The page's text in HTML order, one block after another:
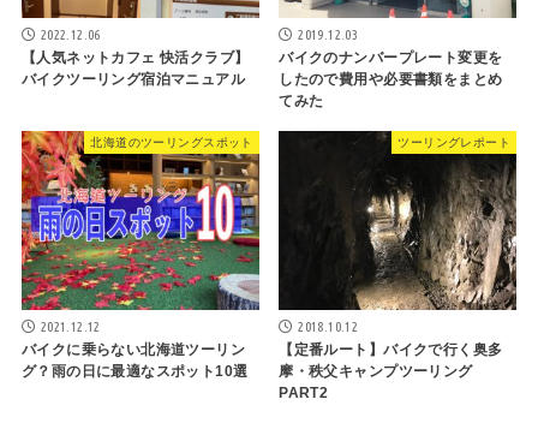
2022.12.06
【人気ネットカフェ 快活クラブ】
バイクツーリング宿泊マニュアル
2019.12.03
バイクのナンバープレート変更を
したので費用や必要書類をまとめ
てみた
北海道のツーリングスポット
2021.12.12
バイクに乗らない北海道ツーリン
グ？雨の日に最適なスポット10選
ツーリングレポート
2018.10.12
【定番ルート】バイクで行く奥多
摩・秩父キャンプツーリング
PART2